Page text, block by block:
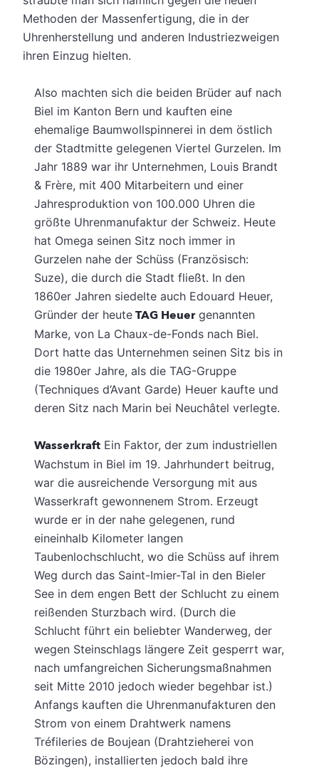
Methoden der Massenfertigung, die in der
Uhrenherstellung und anderen Industriezweigen
ihren Einzug hielten.
Also machten sich die beiden Brüder auf nach
Biel im Kanton Bern und kauften eine
ehemalige Baumwollspinnerei in dem östlich
der Stadtmitte gelegenen Viertel Gurzelen. Im
Jahr 1889 war ihr Unternehmen, Louis Brandt
& Frère, mit 400 Mitarbeitern und einer
Jahresproduktion von 100.000 Uhren die
größte Uhrenmanufaktur der Schweiz. Heute
hat Omega seinen Sitz noch immer in
Gurzelen nahe der Schüss (Französisch:
Suze), die durch die Stadt fließt. In den
1860er Jahren siedelte auch Edouard Heuer,
Gründer der heute TAG Heuergenannten
Marke, von La Chaux-de-Fonds nach Biel.
Dort hatte das Unternehmen seinen Sitz bis in
die 1980er Jahre, als die TAG-Gruppe
(Techniques d‘Avant Garde) Heuer kaufte und
deren Sitz nach Marin bei Neuchâtel verlegte.
Wasserkraft Ein Faktor, der zum industriellen
Wachstum in Biel im 19. Jahrhundert beitrug,
war die ausreichende Versorgung mit aus
Wasserkraft gewonnenem Strom. Erzeugt
wurde er in der nahe gelegenen, rund
eineinhalb Kilometer langen
Taubenlochschlucht, wo die Schüss auf ihrem
Weg durch das Saint-Imier-Tal in den Bieler
See in dem engen Bett der Schlucht zu einem
reißenden Sturzbach wird. (Durch die
Schlucht führt ein beliebter Wanderweg, der
wegen Steinschlags längere Zeit gesperrt war,
nach umfangreichen Sicherungsmaßnahmen
seit Mitte 2010 jedoch wieder begehbar ist.)
Anfangs kauften die Uhrenmanufakturen den
Strom von einem Drahtwerk namens
Tréfileries de Boujean (Drahtzieherei von
Bözingen), installierten jedoch bald ihre